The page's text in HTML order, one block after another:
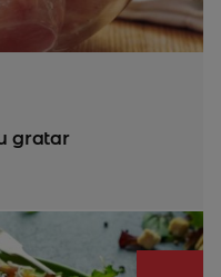
gratar